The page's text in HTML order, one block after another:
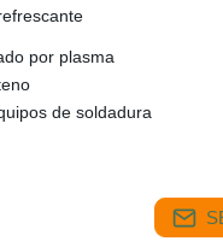
por plasma
de soldadura